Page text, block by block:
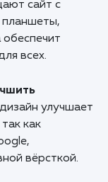
в
более
продукт?